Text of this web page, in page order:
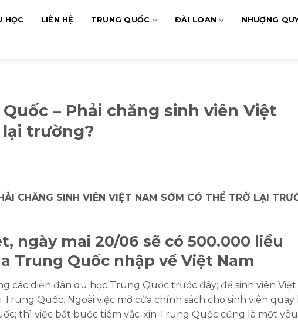
HỌC LIÊN HỆ TRUNG QUỐC ĐÀI LOAN NHƯỢNG
– Phải chăng sinh viên Việt
trường?
CHĂNG SINH VIÊN VIỆT NAM SỚM CÓ THỂ TRỞ LẠI
ngày mai 20/06 sẽ có 500.000 liều
Trung Quốc nhập về Việt Nam
các diễn đàn du học Trung Quốc trước đây; để sinh viên Việt
Quốc. Ngoài việc mở cửa chính sách cho sinh viên quay
thì việc bắt buộc tiêm vắc-xin Trung Quốc cũng là một